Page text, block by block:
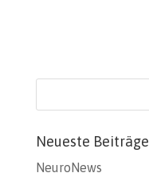
Neueste Beiträge
NeuroNews